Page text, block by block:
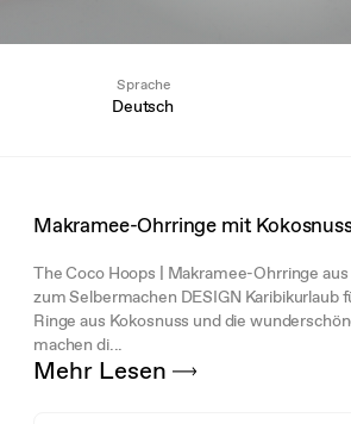
Sprache
Deutsch
Makramee-Ohrringe mit
The Coco Hoops | Makramee-Ohrringe
zum Selbermachen DESIGN Karibikurlaub
Ringe aus Kokosnuss und die
machen di...
Mehr Lesen